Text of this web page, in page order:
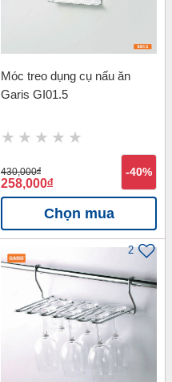
Móc treo dụng cụ nấu ăn
Garis GI01.5
430,000đ
258,000đ
-40%
Chọn mua
2